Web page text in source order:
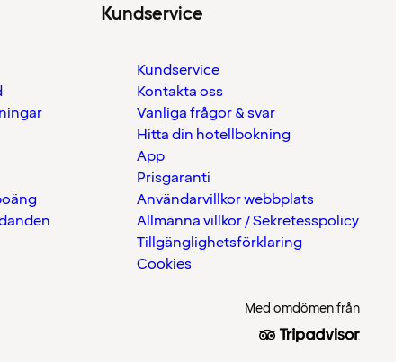
Kundservice
Kundservice
Kontakta oss
Vanliga frågor & svar
Hitta din hotellbokning
App
Prisgaranti
Användarvillkor webbplats
Allmänna villkor / Sekretesspolicy
Tillgänglighetsförklaring
Cookies
Med omdömen från